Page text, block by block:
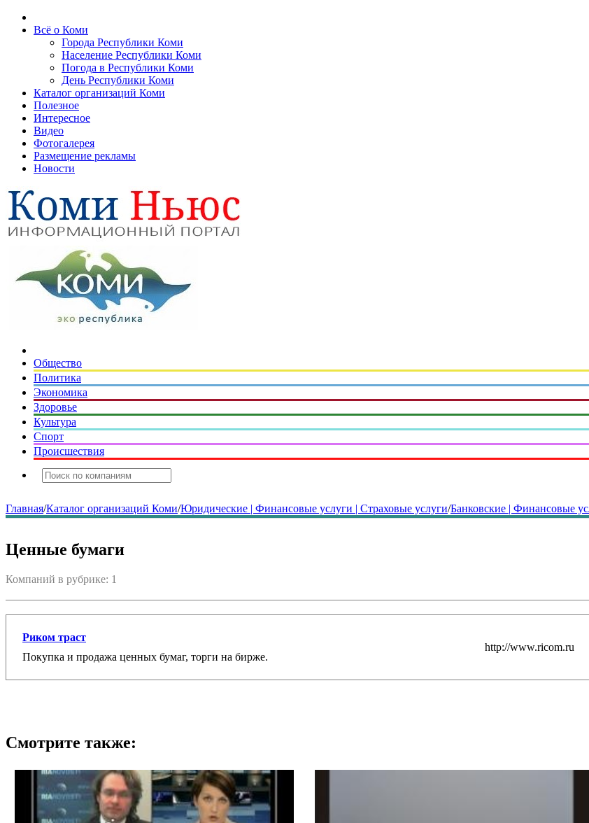
Всё о Коми
Города Республики Коми
Население Республики Коми
Погода в Республики Коми
День Республики Коми
Каталог организаций Коми
Полезное
Интересное
Видео
Фотогалерея
Размещение рекламы
Новости
Общество
Политика
Экономика
Здоровье
Культура
Спорт
Происшествия
Главная/Каталог организаций Коми/Юридические | Финансовые услуги | Страховые услуги/Банковские | Финансовые
Ценные бумаги
Компаний в рубрике: 1
Риком траст
Покупка и продажа ценных бумаг, торги на бирже.
http://www.ricom.ru
Смотрите также: